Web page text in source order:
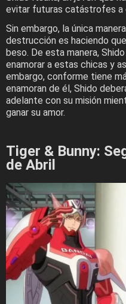
evitar futuras catástrofes a
Sin embargo, la única
destrucción es haciendo
beso. De esta manera,
enamorar a estas chicas y
embargo, conforme tiene
enamoran de él, Shido
adelante con su misión
ganar su amor.
Tiger & Bunny:
de Abril